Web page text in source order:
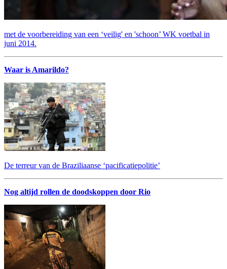
met de voorbereiding van een ‘veilig' en 'schoon’ WK voetbal in
juni 2014.
Waar is Amarildo?
De terreur van de Braziliaanse ‘pacificatiepolitie’
Nog altijd rollen de doodskoppen door Rio